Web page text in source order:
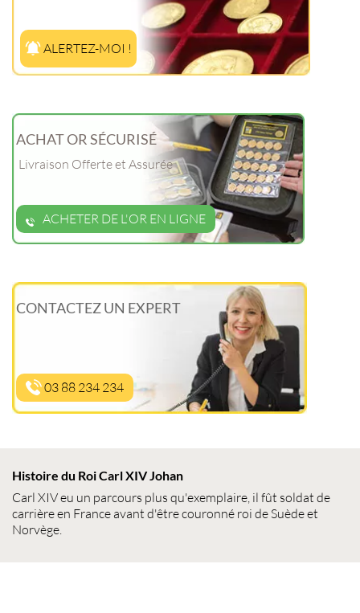
ALERTEZ-MOI !
ACHAT OR SÉCURISÉ
Livraison Offerte et Assurée
ACHETER DE L'OR EN LIGNE
CONTACTEZ UN EXPERT
03 88 234 234
Histoire du Roi Carl XIV Johan
Carl XIV eu un parcours plus qu'exemplaire, il fût soldat de
carrière en France avant d'être couronné roi de Suède et
Norvège.